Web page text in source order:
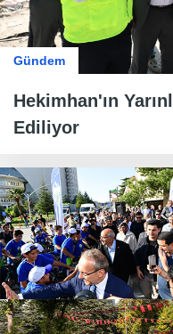
Gündem
Hekimhan'ın
Ediliyor